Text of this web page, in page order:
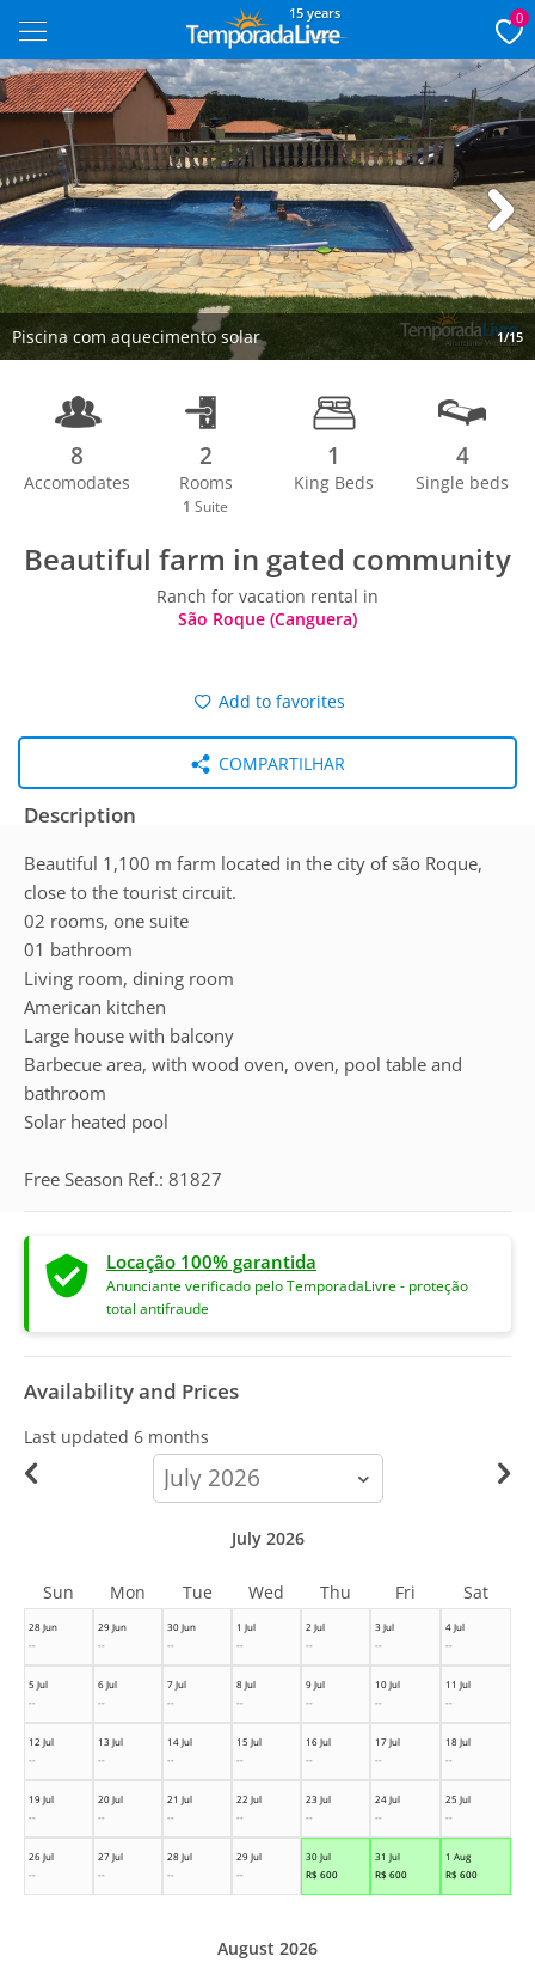
15 years 0
Piscina com aquecimento solar 1/15
Next
8
Accomodates
2
Rooms
1 Suite
1
King Beds
4
Single beds
Beautiful farm in gated community
Ranch for vacation rental in
São Roque (Canguera)
Add to favorites
COMPARTILHAR
Description
Beautiful 1,100 m farm located in the city of são Roque,
close to the tourist circuit.
02 rooms, one suite
01 bathroom
Living room, dining room
American kitchen
Large house with balcony
Barbecue area, with wood oven, oven, pool table and
bathroom
Solar heated pool
Free Season Ref.: 81827
Locação 100% garantida
Anunciante verificado pelo TemporadaLivre - proteção
total antifraude
Availability and Prices
Last updated 6 months
calendar-
month
28 Jun
--
29 Jun
--
30 Jun
--
1 Jul
--
2 Jul
--
3 Jul
--
4 Jul
--
5 Jul
--
6 Jul
--
7 Jul
--
8 Jul
--
9 Jul
--
10 Jul
--
11 Jul
--
12 Jul
--
13 Jul
--
14 Jul
--
15 Jul
--
16 Jul
--
17 Jul
--
18 Jul
--
19 Jul
--
20 Jul
--
21 Jul
--
22 Jul
--
23 Jul
--
24 Jul
--
25 Jul
--
26 Jul
--
27 Jul
--
28 Jul
--
29 Jul
--
30 Jul
R$ 600
31 Jul
R$ 600
1 Aug
R$ 600
July 2026
Sun Mon Tue Wed Thu Fri Sat
August 2026